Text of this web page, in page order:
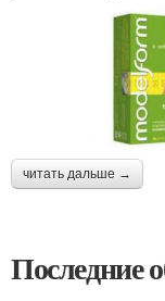
читать дальше →
Последние